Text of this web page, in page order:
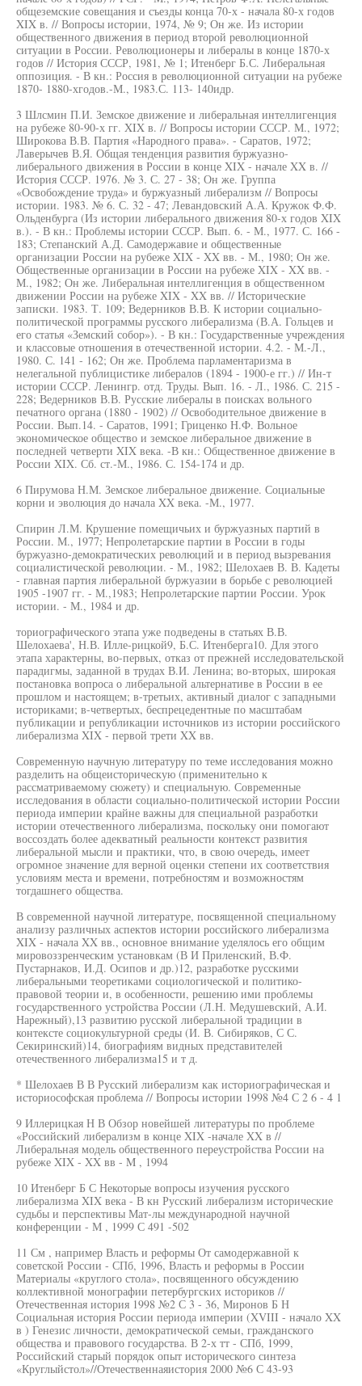
общеземские совещания и съезды конца 70-х - начала 80-х годов
XIX в. // Вопросы истории, 1974, № 9; Он же. Из истории
общественного движения в период второй революционной
ситуации в России. Революционеры и либералы в конце 1870-х
годов // История СССР, 1981, № 1; Итенберг Б.С. Либеральная
оппозиция. - В кн.: Россия в революционной ситуации на рубеже
1870- 1880-хгодов.-М., 1983.С. 113- 140идр.
3 Шлсмин П.И. Земское движение и либеральная интеллигенция
на рубеже 80-90-х гг. XIX в. // Вопросы истории СССР. М., 1972;
Широкова В.В. Партия «Народного права». - Саратов, 1972;
Лаверычев В.Я. Общая тенденция развития буржуазно-
либерального движения в России в конце XIX - начале XX в. //
История СССР. 1976. № 3. С. 27 - 38; Он же. Группа
«Освобождение труда» и буржуазный либерализм // Вопросы
истории. 1983. № 6. С. 32 - 47; Левандовский А.А. Кружок Ф.Ф.
Ольденбурга (Из истории либерального движения 80-х годов XIX
в.). - В кн.: Проблемы истории СССР. Вып. 6. - М., 1977. С. 166 -
183; Степанский А.Д. Самодержавие и общественные
организации России на рубеже XIX - XX вв. - М., 1980; Он же.
Общественные организации в России на рубеже XIX - XX вв. -
М., 1982; Он же. Либеральная интеллигенция в общественном
движении России на рубеже XIX - XX вв. // Исторические
записки. 1983. Т. 109; Ведерников В.В. К истории социально-
политической программы русского либерализма (В.А. Гольцев и
его статья «Земский собор»). - В кн.: Государственные учреждения
и классовые отношения в отечественной истории. 4.2. - М.-Л.,
1980. С. 141 - 162; Он же. Проблема парламентаризма в
нелегальной публицистике либералов (1894 - 1900-е гг.) // Ин-т
истории СССР. Ленингр. отд. Труды. Вып. 16. - Л., 1986. С. 215 -
228; Ведерников В.В. Русские либералы в поисках вольного
печатного органа (1880 - 1902) // Освободительное движение в
России. Вып.14. - Саратов, 1991; Гриценко Н.Ф. Вольное
экономическое общество и земское либеральное движение в
последней четверти XIX века. -В кн.: Общественное движение в
России XIX. Сб. ст.-М., 1986. С. 154-174 и др.
6 Пирумова Н.М. Земское либеральное движение. Социальные
корни и эволюция до начала XX века. -М., 1977.
Спирин Л.М. Крушение помещичьих и буржуазных партий в
России. М., 1977; Непролетарские партии в России в годы
буржуазно-демократических революций и в период вызревания
социалистической революции. - М., 1982; Шелохаев В. В. Кадеты
- главная партия либеральной буржуазии в борьбе с революцией
1905 -1907 гг. - М.,1983; Непролетарские партии России. Урок
истории. - М., 1984 и др.
ториографического этапа уже подведены в статьях В.В.
Шелохаева', Н.В. Илле-рицкой9, Б.С. Итенберга10. Для этого
этапа характерны, во-первых, отказ от прежней исследовательской
парадигмы, заданной в трудах В.И. Ленина; во-вторых, широкая
постановка вопроса о либеральной альтернативе в России в ее
прошлом и настоящем; в-третьих, активный диалог с западными
историками; в-четвертых, беспрецедентные по масштабам
публикации и републикации источников из истории российского
либерализма XIX - первой трети XX вв.
Современную научную литературу по теме исследования можно
разделить на общеисторическую (применительно к
рассматриваемому сюжету) и специальную. Современные
исследования в области социально-политической истории России
периода империи крайне важны для специальной разработки
истории отечественного либерализма, поскольку они помогают
воссоздать более адекватный реальности контекст развития
либеральной мысли и практики, что, в свою очередь, имеет
огромное значение для верной оценки степени их соответствия
условиям места и времени, потребностям и возможностям
тогдашнего общества.
В современной научной литературе, посвященной специальному
анализу различных аспектов истории российского либерализма
XIX - начала XX вв., основное внимание уделялось его общим
мировоззренческим установкам (В И Приленский, В.Ф.
Пустарнаков, И.Д. Осипов и др.)12, разработке русскими
либеральными теоретиками социологической и политико-
правовой теории и, в особенности, решению ими проблемы
государственного устройства России (Л.Н. Медушевский, А.И.
Нарежный),13 развитию русской либеральной традиции в
контексте социокультурной среды (И. В. Сибиряков, С С.
Секиринский)14, биографиям видных представителей
отечественного либерализма15 и т д.
* Шелохаев В В Русский либерализм как историографическая и
историософская проблема // Вопросы истории 1998 №4 С 2 6 - 4 1
9 Иллерицкая Н В Обзор новейшей литературы по проблеме
«Российский либерализм в конце XIX -начале XX в //
Либеральная модель общественного переустройства России на
рубеже XIX - XX вв - M , 1994
10 Итенберг Б С Некоторые вопросы изучения русского
либерализма XIX века - В кн Русский либерализм исторические
судьбы и перспективы Мат-лы международной научной
конференции - М , 1999 С 491 -502
11 См , например Власть и реформы От самодержавной к
советской России - СПб, 1996, Власть и реформы в России
Материалы «круглого стола», посвященного обсуждению
коллективной монографии петербургских историков //
Отечественная история 1998 №2 С 3 - 36, Миронов Б Н
Социальная история России периода империи (XVIII - начало XX
в ) Генезис личности, демократической семьи, гражданского
общества и правового государства. В 2-х тт - СПб, 1999,
Российский старый порядок опыт исторического синтеза
«Круглыйстол»//Отечественнаяистория 2000 №6 С 43-93